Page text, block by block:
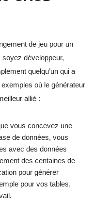
de jeu pour un
développeur,
quelqu’un qui a
où le générateur
allié :
vous concevez une
de données, vous
avec des données
des centaines de
pour générer
pour vos tables,